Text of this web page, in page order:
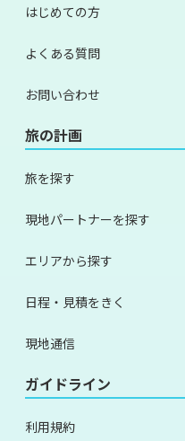
はじめての方
よくある質問
お問い合わせ
旅の計画
旅を探す
現地パートナーを探す
エリアから探す
日程・見積をきく
現地通信
ガイドライン
利用規約